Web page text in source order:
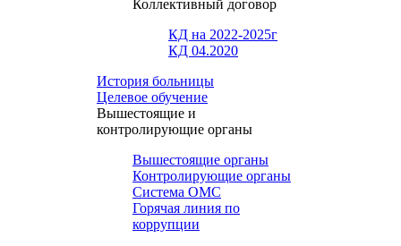
Коллективный договор
КД на 2022-2025г
КД 04.2020
История больницы
Целевое обучение
Вышестоящие и
контролирующие органы
Вышестоящие органы
Контролирующие органы
Система ОМС
Горячая линия по
коррупции